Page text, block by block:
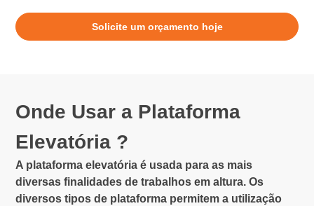
Solicite um orçamento hoje
Onde Usar a Plataforma
Elevatória ?
A plataforma elevatória é usada para as mais
diversas finalidades de trabalhos em altura. Os
diversos tipos de plataforma permitem a utilização